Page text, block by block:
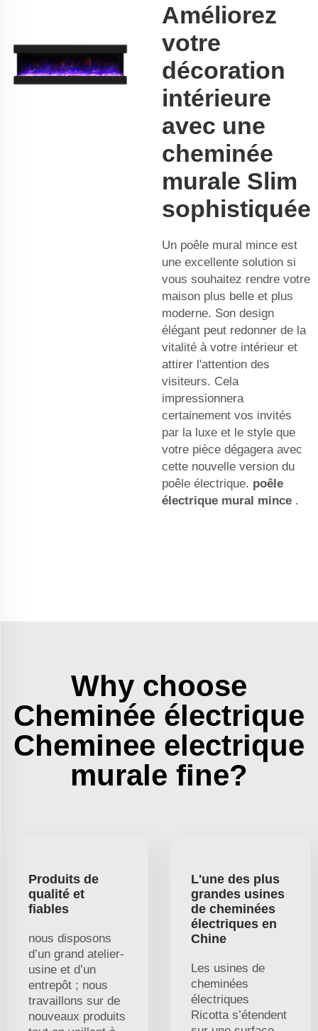
Améliorez
votre
décoration
intérieure
avec une
cheminée
murale Slim
sophistiquée
Un poêle mural mince est
une excellente solution si
vous souhaitez rendre votre
maison plus belle et plus
moderne. Son design
élégant peut redonner de la
vitalité à votre intérieur et
attirer l'attention des
visiteurs. Cela
impressionnera
certainement vos invités
par la luxe et le style que
votre pièce dégagera avec
cette nouvelle version du
poêle électrique. poêle
électrique mural mince .
Why choose
Cheminée électrique
Cheminee electrique
murale fine?
Produits de
qualité et
fiables
nous disposons
d’un grand atelier-
usine et d’un
entrepôt ; nous
travaillons sur de
nouveaux produits
L'une des plus
grandes usines
de cheminées
électriques en
Chine
Les usines de
cheminées
électriques
Ricotta s’étendent